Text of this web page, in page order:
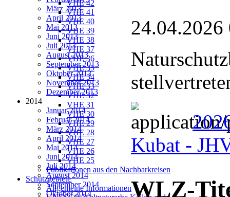
VHE 42
VHE 41
VHE 40
VHE 39
VHE 38
VHE 37
VHE 36
VHE 35
VHE 34
VHE 33
VHE 32
VHE 31
VHE 30
VHE 29
VHE 28
VHE 27
VHE 26
VHE 25
Publikationen aus den Nachbarkreisen
Schutzgebiete
Allgemeine Informationen
März 2013
April 2013
Mai 2013
Juni 2013
Juli 2013
August 2013
September 2013
Oktober 2013
November 2013
Dezember 2013
2014
Januar 2014
Februar 2014
März 2014
April 2014
Mai 2014
Juni 2014
Juli 2014
August 2014
September 2014
Oktober 2014
24.04.2026
Kubat -
WLZ-